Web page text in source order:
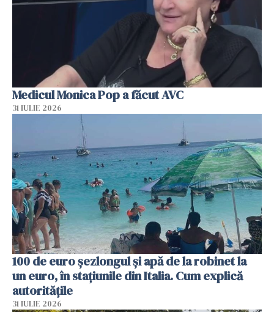
Medicul Monica Pop a făcut AVC
31 IULIE 2026
100 de euro șezlongul și apă de la robinet la
un euro, în stațiunile din Italia. Cum explică
autoritățile
31 IULIE 2026